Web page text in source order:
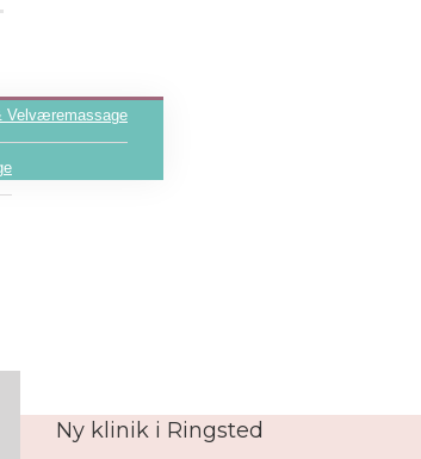
Velværemassage
Ny klinik i Ringsted